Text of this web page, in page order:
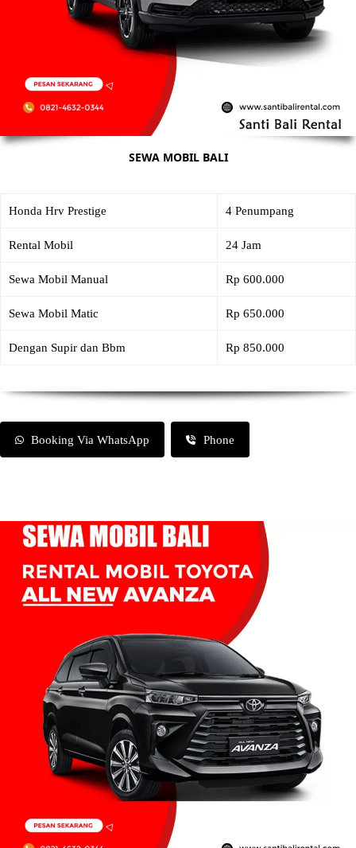
SEWA MOBIL BALI
Honda Hrv Prestige 4 Penumpang
Rental Mobil 24 Jam
Sewa Mobil Manual Rp 600.000
Sewa Mobil Matic Rp 650.000
Dengan Supir dan Bbm Rp 850.000
Booking Via WhatsApp Phone